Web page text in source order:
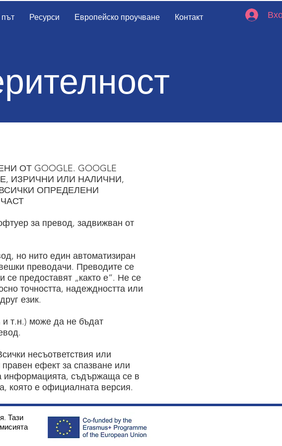
Ресурси Европейско проучване Контакт
ОТ GOOGLE. GOOGLE
ИЗРИЧНИ ИЛИ НАЛИЧНИ,
ОПРЕДЕЛЕНИ
за превод, задвижван от
но нито един автоматизиран
преводачи. Преводите се
се предоставят „както е“. Не се
точността, надеждността или
език.
т.н.) може да не бъдат
несъответствия или
ефект за спазване или
информацията, съдържаща се в
която е официалната версия.
Тази